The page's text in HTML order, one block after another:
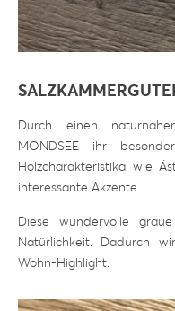
Durch einen
MONDSEE ihr
Holzcharakteristika wie
interessante Akzente.
Diese wundervolle
Natürlichkeit. Dadurch
Wohn-Highlight.